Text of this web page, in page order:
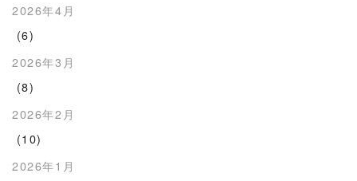
2026年4月
(6)
2026年3月
(8)
2026年2月
(10)
2026年1月